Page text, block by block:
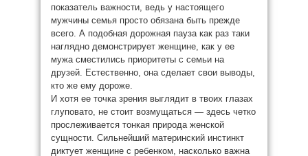
показатель важности, ведь у настоящего
мужчины семья просто обязана быть прежде
всего. А подобная дорожная пауза как раз таки
наглядно демонстрирует женщине, как у ее
мужа сместились приоритеты с семьи на
друзей. Естественно, она сделает свои выводы,
кто же ему дороже.
И хотя ее точка зрения выглядит в твоих глазах
глуповато, не стоит возмущаться — здесь четко
прослеживается тонкая природа женской
сущности. Сильнейший материнский инстинкт
диктует женщине с ребенком, насколько важна